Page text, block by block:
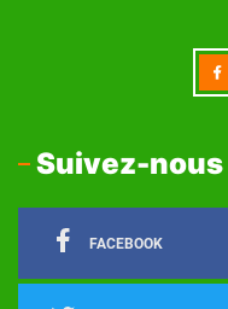
Suivez-nous
FACEBOOK